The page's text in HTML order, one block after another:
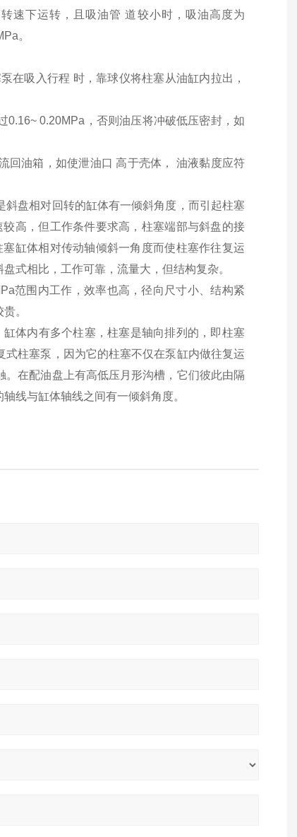
速下运转，且吸油管 道较小时，吸油高度为
。
在吸入行程 时，靠球仪将柱塞从油缸内拉出，
0.20MPa，否则油压将冲破低压密封，如
油箱，如使泄油口 高于壳体， 油液黏度应符
盘相对回转的缸体有一倾斜角度，而引起柱塞
高，但工作条件要求高，柱塞端部与斜盘的接
缸体相对传动轴倾斜一角度而使柱塞作往复运
式相比，工作可靠，流量大，但结构复杂。
范围内工作，效率也高，径向尺寸小、结构紧
。
体内有多个柱塞，柱塞是轴向排列的，即柱塞
柱塞泵，因为它的柱塞不仅在泵缸内做往复运
在配油盘上有高低压月形沟槽，它们彼此由隔
线与缸体轴线之间有一倾斜角度。